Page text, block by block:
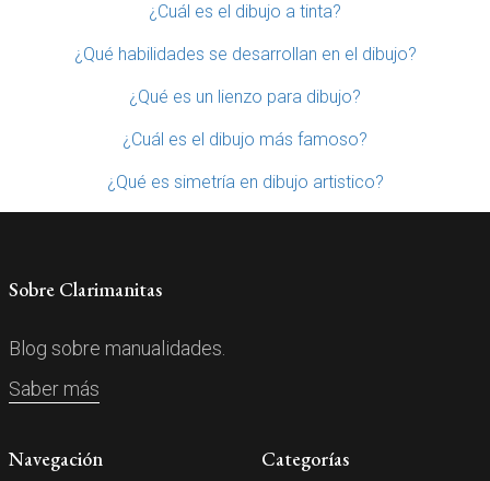
¿Cuál es el dibujo a tinta?
¿Qué habilidades se desarrollan en el dibujo?
¿Qué es un lienzo para dibujo?
¿Cuál es el dibujo más famoso?
¿Qué es simetría en dibujo artistico?
Sobre Clarimanitas
Blog sobre manualidades.
Saber más
Navegación Categorías